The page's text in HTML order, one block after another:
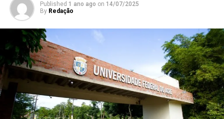
Published 1 ano ago on 14/07/2025
By Redação